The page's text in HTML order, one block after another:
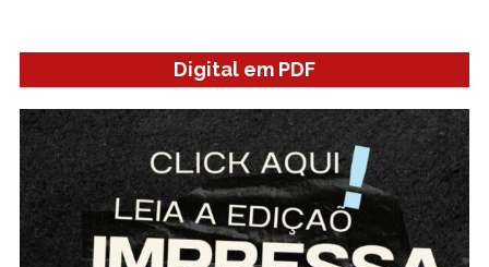
Digital em PDF